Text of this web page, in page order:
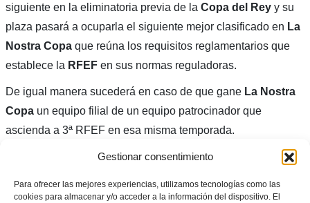
Gestionar consentimiento
Para ofrecer las mejores experiencias, utilizamos tecnologías como las
cookies para almacenar y/o acceder a la información del dispositivo. El
siguiente en la eliminatoria previa de la Copa del Rey y su
plaza pasará a ocuparla el siguiente mejor clasificado en La
Nostra Copaque reúna los requisitos reglamentarios que
establece la RFEFen sus normas reguladoras.
De igual manera sucederá en caso de que ganeLa Nostra
Copaun equipo filial de un equipo patrocinador que
ascienda a 3ª RFEF en esa misma temporada.
Competición consolidada en el
éxito